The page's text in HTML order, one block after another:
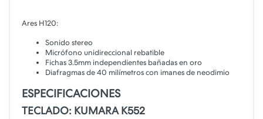
Ares H120:
Sonido stereo
Micrófono unidireccional rebatible
Fichas 3.5mm independientes bañadas en oro
Diafragmas de 40 milímetros con imanes de neodimio
ESPECIFICACIONES
TECLADO: KUMARA K552